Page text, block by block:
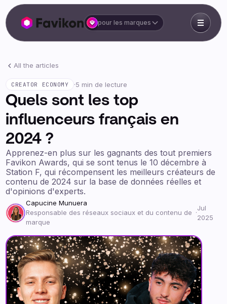
pour les marques
All the articles
CREATOR ECONOMY ·5 min de lecture
Quels sont les top
influenceurs français en
2024 ?
Apprenez-en plus sur les gagnants des tout premiers
Favikon Awards, qui se sont tenus le 10 décembre à
Station F, qui récompensent les meilleurs créateurs de
contenu de 2024 sur la base de données réelles et
d'opinions d'experts.
Capucine Munuera
Responsable des réseaux sociaux et du contenu de
marque
·
Jul
2025